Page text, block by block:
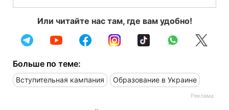
Или читайте нас там, где вам удобно!
Больше по теме:
Вступительная кампания Образование в Украине